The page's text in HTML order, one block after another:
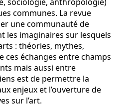
sociologie, anthropologie)
communes. La revue
une communauté de
les imaginaires sur lesquels
: théories, mythes,
ces échanges entre champs
mais aussi entre
est de permettre la
enjeux et l’ouverture de
sur l’art.